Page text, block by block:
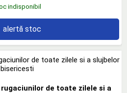
indisponibil
alertă stoc
de toate zilele si a